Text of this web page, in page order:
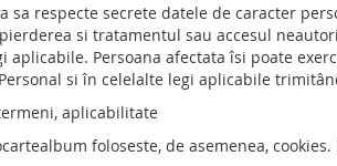
sa respecte secrete datele de caracter
si tratamentul sau accesul
aplicabile. Persoana afectata îsi poate
si în celelalte legi aplicabile
termeni, aplicabilitate
foloseste, de asemenea,